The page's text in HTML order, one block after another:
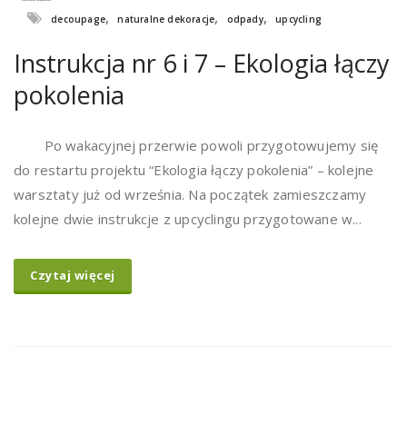
decoupage, naturalne dekoracje, odpady, upcycling
Instrukcja nr 6 i 7 – Ekologia łączy
pokolenia
Po wakacyjnej przerwie powoli przygotowujemy się
do restartu projektu “Ekologia łączy pokolenia” – kolejne
warsztaty już od września. Na początek zamieszczamy
kolejne dwie instrukcje z upcyclingu przygotowane w...
Czytaj więcej